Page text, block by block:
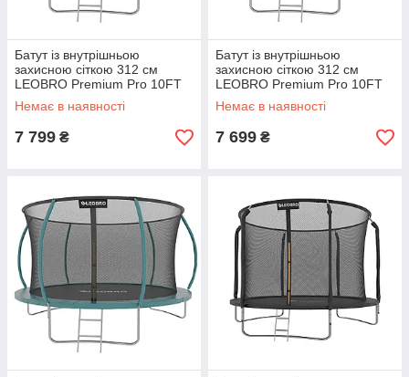
Батут із внутрішньою
захисною сіткою 312 см
LEOBRO Premium Pro 10FT
BLACK
Немає в наявності
7 799 ₴
Батут із внутрішньою
захисною сіткою 312 см
LEOBRO Premium Pro 10FT
BLUE
Немає в наявності
7 699 ₴